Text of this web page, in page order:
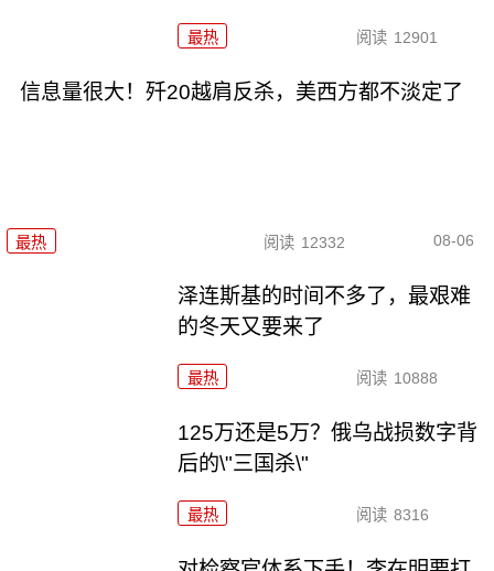
最热 阅读 12901
信息量很大！歼20越肩反杀，美西方都不淡定了
最热 阅读 12332 08-06
泽连斯基的时间不多了，最艰难
的冬天又要来了
最热 阅读 10888
125万还是5万？俄乌战损数字背
后的\"三国杀\"
最热 阅读 8316